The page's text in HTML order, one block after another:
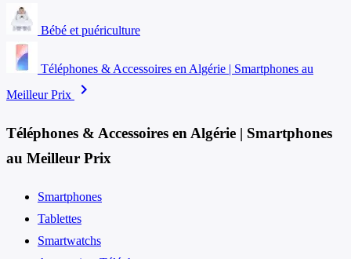
Bébé et puériculture
Téléphones & Accessoires en Algérie | Smartphones au
Meilleur Prix
chevron_right
Téléphones & Accessoires en Algérie | Smartphones
au Meilleur Prix
Smartphones
Tablettes
Smartwatchs